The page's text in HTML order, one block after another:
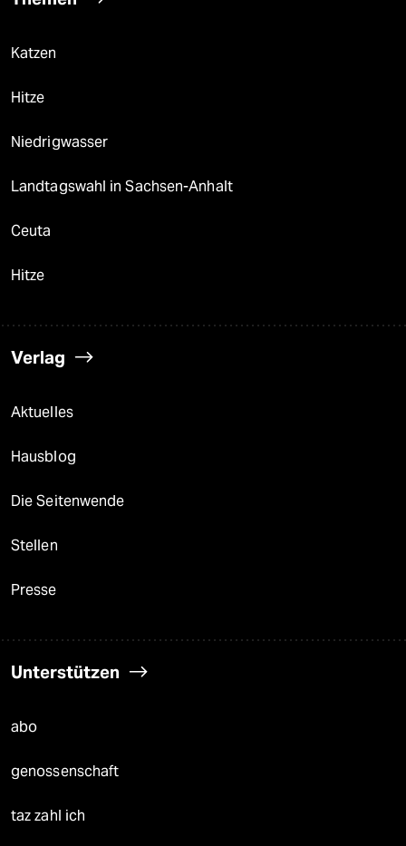
Katzen
Hitze
Niedrigwasser
Landtagswahl in Sachsen-Anhalt
Ceuta
Hitze
Verlag
Aktuelles
Hausblog
Die Seitenwende
Stellen
Presse
Unterstützen
abo
genossenschaft
taz zahl ich